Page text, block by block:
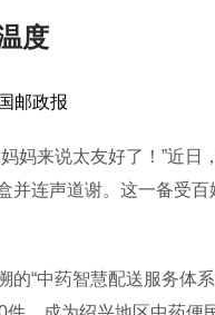
度
邮政报
来说太友好了！”近日
连声道谢。这一备受百
“中药智慧配送服务体系